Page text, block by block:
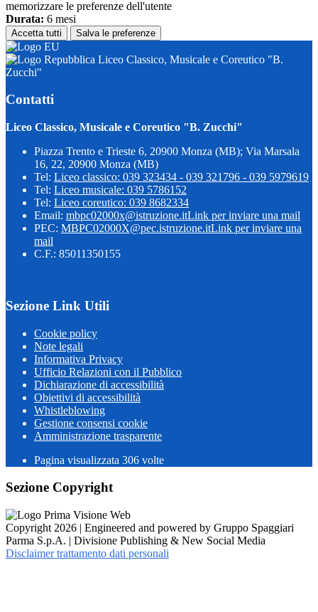
memorizzare le preferenze dell'utente
Durata: 6 mesi
Accetta tutti Salva le preferenze
Liceo Classico, Musicale e Coreutico "B.
Zucchi"
Contatti
Liceo Classico, Musicale e Coreutico "B. Zucchi"
Piazza Trento e Trieste 6, 20900 Monza (MB); Via Marsala
16, 22, 20900 Monza (MB)
Tel: Liceo classico: 039 323434 - 039 321796 - 039 5979619
Tel: Liceo musicale: 039 5786152
Tel: Liceo coreutico: 039 8682334
Email: mbpc02000x@istruzione.itLink per inviare una mail
PEC: MBPC02000X@pec.istruzione.itLink per inviare una
mail
C.F.: 85011350155
Sezione Link Utili
Cookie policy
Note legali
Informativa Privacy
Ufficio Relazioni con il Pubblico
Dichiarazione di accessibilità
Obiettivi di accessibilità
Whistleblowing
Gestione consensi cookie
Amministrazione trasparente
Pagina visualizzata 306 volte
Sezione Copyright
Copyright 2026 | Engineered and powered by Gruppo Spaggiari
Parma S.p.A. | Divisione Publishing & New Social Media
Disclaimer trattamento dati personali